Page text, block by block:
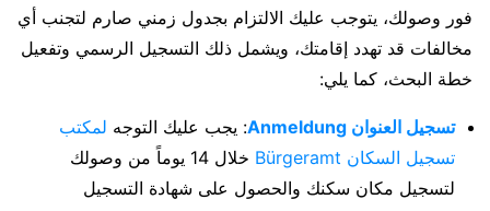
فور وصولك، يتوجب عليك الالتزام بجدول زمني صارم لتجنب أي
مخالفات قد تهدد إقامتك، ويشمل ذلك التسجيل الرسمي وتفعيل
خطة البحث، كما يلي:
تسجيل العنوان Anmeldung : يجب عليك التوجه لمكتب
تسجيل السكان Bürgeramt
خلال 14 يوماً من وصولك
لتسجيل مكان سكنك والحصول على شهادة التسجيل